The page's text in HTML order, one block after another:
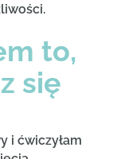
to,
się
i ćwiczyłam